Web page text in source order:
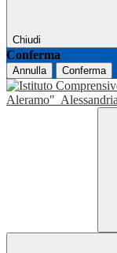
Chiudi
Conferma
Annulla Conferma
Aleramo" Alessandria